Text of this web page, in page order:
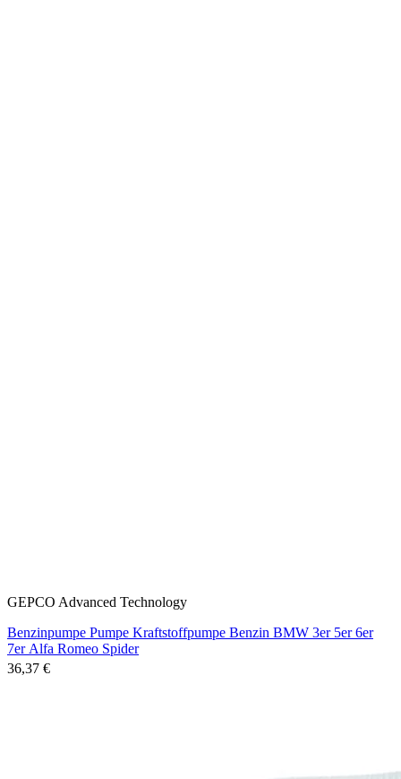
GEPCO Advanced Technology
Benzinpumpe Pumpe Kraftstoffpumpe Benzin BMW 3er 5er 6er
7er Alfa Romeo Spider
36,37 €